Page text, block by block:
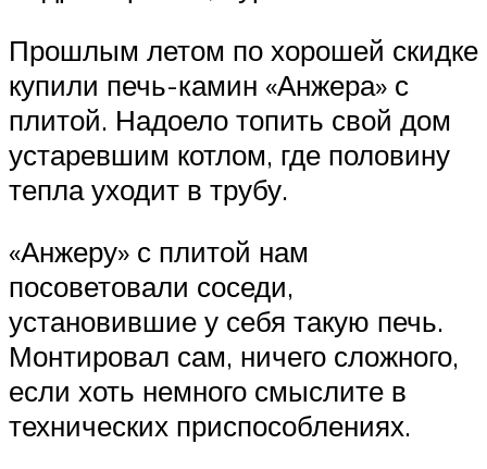
Прошлым летом по хорошей скидке
купили печь-камин «Анжера» с
плитой. Надоело топить свой дом
устаревшим котлом, где половину
тепла уходит в трубу.
«Анжеру» с плитой нам
посоветовали соседи,
установившие у себя такую печь.
Монтировал сам, ничего сложного,
если хоть немного смыслите в
технических приспособлениях.